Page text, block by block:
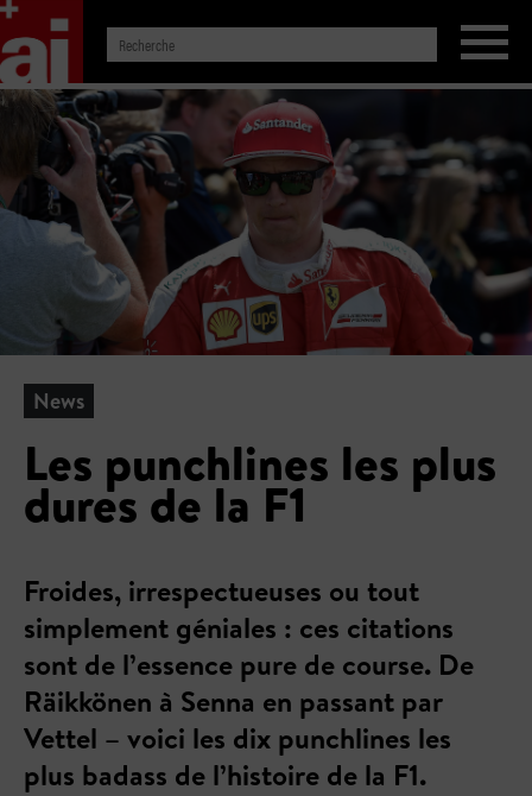
News
Les punchlines les plus
dures de la F1
Froides, irrespectueuses ou tout
simplement géniales : ces citations
sont de l’essence pure de course. De
Räikkönen à Senna en passant par
Vettel – voici les dix punchlines les
plus badass de l’histoire de la F1.